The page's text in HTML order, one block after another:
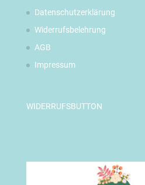
Datenschutzerklärung
Widerrufsbelehrung
AGB
Impressum
WIDERRUFSBUTTON